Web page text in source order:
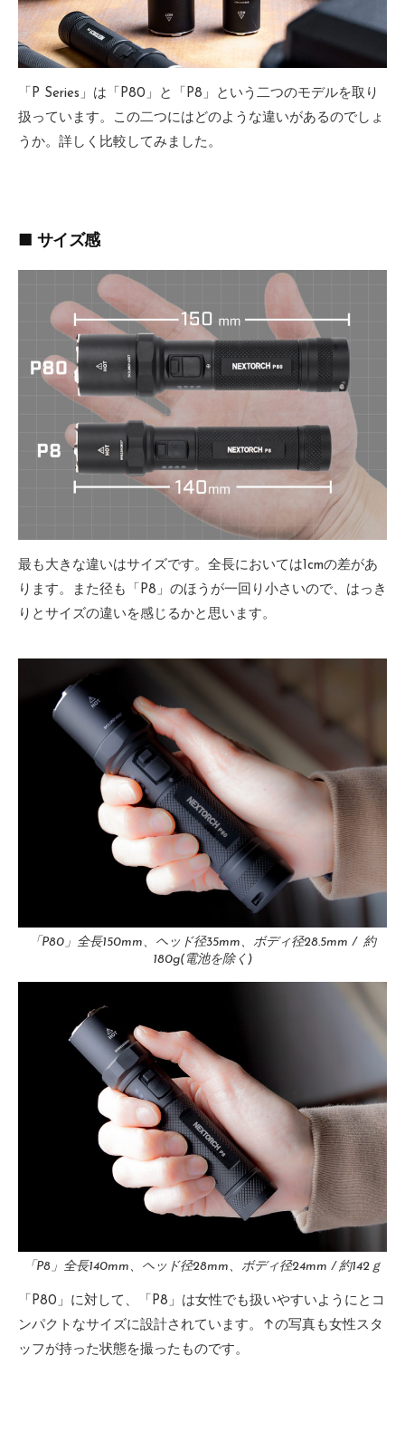
「P Series」は「P80」と「P8」という二つのモデルを取り
扱っています。この二つにはどのような違いがあるのでしょ
うか。詳しく比較してみました。
■ サイズ感
最も大きな違いはサイズです。全長においては1cmの差があ
ります。また径も「P8」のほうが一回り小さいので、はっき
りとサイズの違いを感じるかと思います。
「P80」全長150mm、ヘッド径35mm、ボディ径28.5mm / 約
180g(電池を除く)
「P8」全長140mm、ヘッド径28mm、ボディ径24mm / 約142ｇ
「P80」に対して、「P8」は女性でも扱いやすいようにとコ
ンパクトなサイズに設計されています。↑の写真も女性スタ
ッフが持った状態を撮ったものです。